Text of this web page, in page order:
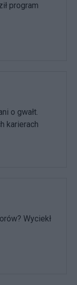
program
o gwałt.
karierach
Wyciekł